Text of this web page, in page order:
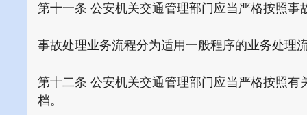
第十一条 公安机关交通管理部门应当严格按照
事故处理业务流程分为适用一般程序的业务处理
第十二条 公安机关交通管理部门应当严格按照
档。